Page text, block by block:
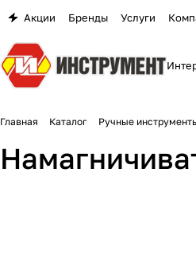
Акции Бренды Услуги
Главная Каталог Ручные